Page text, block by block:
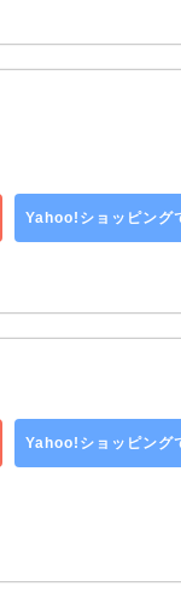
Yahoo!ショッピング
Yahoo!ショッピング